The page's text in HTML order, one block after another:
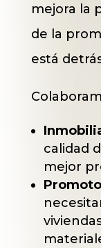
mejora la
de la
está
calidad
mejor